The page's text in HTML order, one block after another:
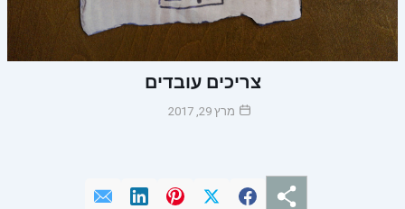
צריכים עובדים
מרץ 29, 2017